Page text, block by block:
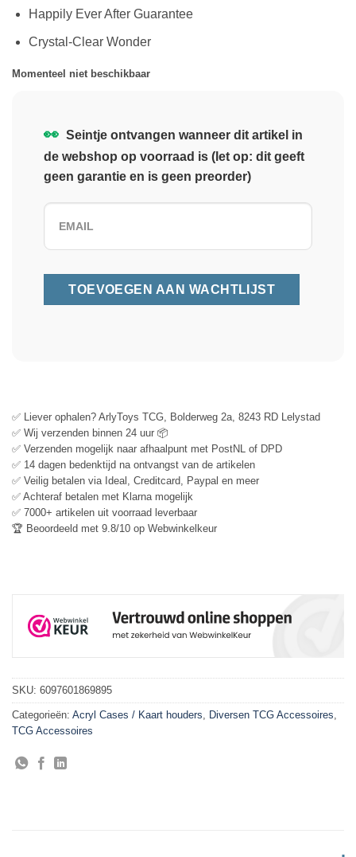
Happily Ever After Guarantee
Crystal-Clear Wonder
Momenteel niet beschikbaar
👀 Seintje ontvangen wanneer dit artikel in
de webshop op voorraad is (let op: dit geeft
geen garantie en is geen preorder)
✅ Liever ophalen? ArlyToys TCG, Bolderweg 2a, 8243 RD Lelystad
✅ Wij verzenden binnen 24 uur 📦
✅ Verzenden mogelijk naar afhaalpunt met PostNL of DPD
✅ 14 dagen bedenktijd na ontvangst van de artikelen
✅ Veilig betalen via Ideal, Creditcard, Paypal en meer
✅ Achteraf betalen met Klarna mogelijk
✅ 7000+ artikelen uit voorraad leverbaar
🏆 Beoordeeld met 9.8/10 op Webwinkelkeur
SKU: 6097601869895
Categorieën: Acryl Cases / Kaart houders Diversen TCG Accessoires
TCG Accessoires